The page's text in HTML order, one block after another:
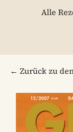
Alle
← Zurück zu